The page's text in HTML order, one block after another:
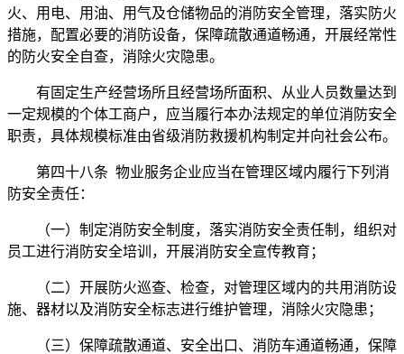
火、用电、用油、用气及仓储物品的消防安全管理，落实防火
措施，配置必要的消防设备，保障疏散通道畅通，开展经常性
的防火安全自查，消除火灾隐患。
有固定生产经营场所且经营场所面积、从业人员数量达到
一定规模的个体工商户，应当履行本办法规定的单位消防安全
职责，具体规模标准由省级消防救援机构制定并向社会公布。
第四十八条 物业服务企业应当在管理区域内履行下列消
防安全责任：
（一）制定消防安全制度，落实消防安全责任制，组织对
员工进行消防安全培训，开展消防安全宣传教育；
（二）开展防火巡查、检查，对管理区域内的共用消防设
施、器材以及消防安全标志进行维护管理，消除火灾隐患；
（三）保障疏散通道、安全出口、消防车通道畅通，保障